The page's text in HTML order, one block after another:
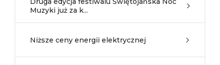
Muzyki już za k...
Niższe ceny energii elektrycznej